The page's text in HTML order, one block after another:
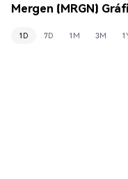
Mergen (MRGN)
1D 7D 1M 3M